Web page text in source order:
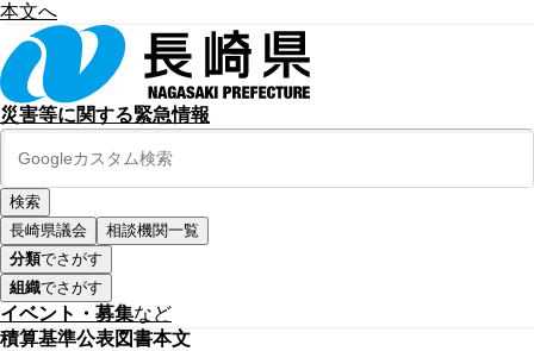
本文へ
災害等に関する緊急情報
長崎県議会
相談機関一覧
分類でさがす
組織でさがす
イベント・募集など
積算基準公表図書本文